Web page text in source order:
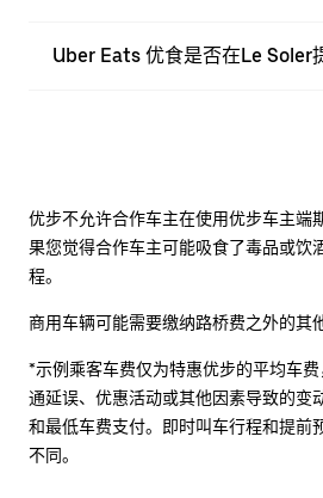
Uber Eats 优食是否在Le Soler
优步不允许合作车主在使用优步车主端
果您觉得合作车主可能吸食了毒品或饮
程。
商用车辆可能需要缴纳路桥费之外的其
*示例乘客车费仅为特惠优步的平均车
通延误、优惠活动或其他因素导致的变
和最低车费支付。即时叫车行程和提前
不同。